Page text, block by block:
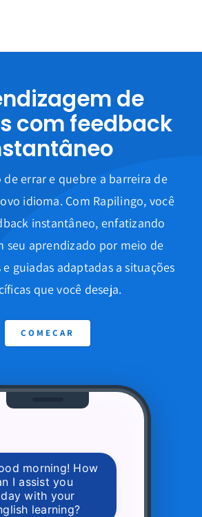
learning?
I would like to
de
com feedback
de errar e quebre a barreira de
idioma. Com Rapilingo, você
instantâneo, enfatizando
seu aprendizado por meio de
e guiadas adaptadas a situações
que você deseja.
COMEÇAR
língua nativa?
um idioma
O TESTE GRATUITO
2
Após o período de
será cobrada a mensalidade